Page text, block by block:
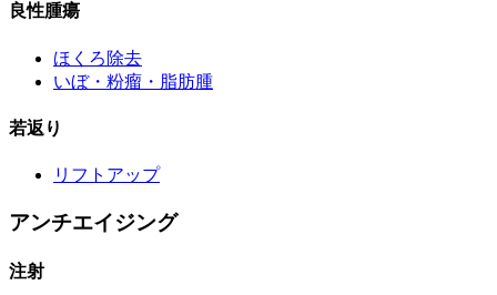
良性腫瘍
ほくろ除去
いぼ・粉瘤・脂肪腫
若返り
リフトアップ
アンチエイジング
注射